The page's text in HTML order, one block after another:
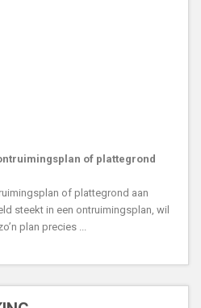
of plattegrond
of plattegrond aan
steekt in een ontruimingsplan, wil
plan precies ...